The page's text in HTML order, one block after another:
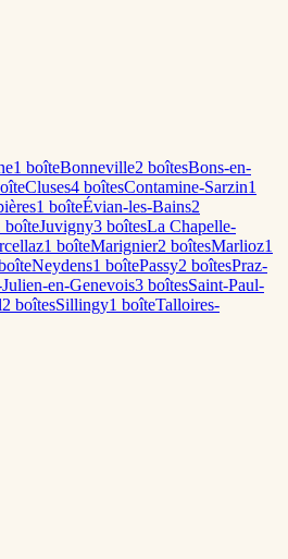
1 boîteBonneville2 boîtesBons-en-
Cluses4 boîtesContamine-Sarzin1
1 boîteÉvian-les-Bains2
boîteJuvigny3 boîtesLa Chapelle-
1 boîteMarignier2 boîtesMarlioz1
Neydens1 boîtePassy2 boîtesPraz-
en-Genevois3 boîtesSaint-Paul-
2 boîtesSillingy1 boîteTalloires-